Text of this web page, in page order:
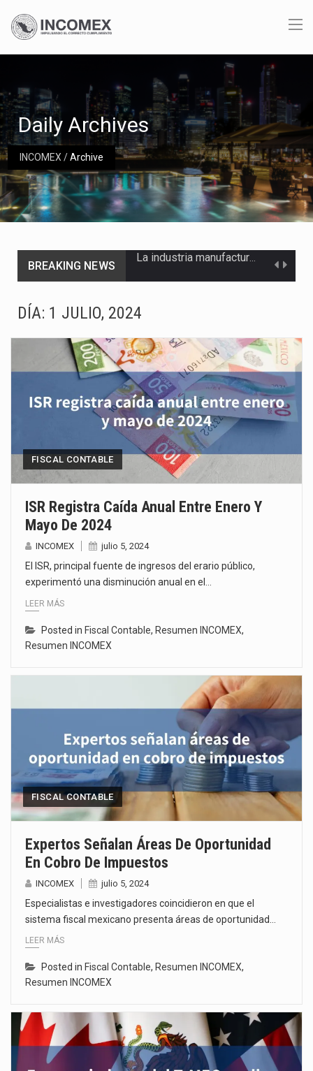
INCOMEX/Archive
Daily Archives
BREAKING NEWS
El Gobierno de Estados Unidos ha procesado la devolución de aproximadamente 100,000 millones de dólares…
El mercado laboral mexicano muestra un proceso de precarización sin señales de mejora, según el…
La Cámara Minera de México (Camimex) proyecta una inversión total de 6,402.2 millones de dólares…
DÍA: 1 JULIO, 2024
FISCAL CONTABLE
ISR Registra Caída Anual Entre Enero Y
Mayo De 2024
INCOMEX julio 5, 2024
El ISR, principal fuente de ingresos del erario público,
experimentó una disminución anual en el…
LEER MÁS
Posted in Fiscal Contable, Resumen INCOMEX,
Resumen INCOMEX
FISCAL CONTABLE
Expertos Señalan Áreas De Oportunidad
En Cobro De Impuestos
INCOMEX julio 5, 2024
Especialistas e investigadores coincidieron en que el
sistema fiscal mexicano presenta áreas de oportunidad…
LEER MÁS
Posted in Fiscal Contable, Resumen INCOMEX,
Resumen INCOMEX